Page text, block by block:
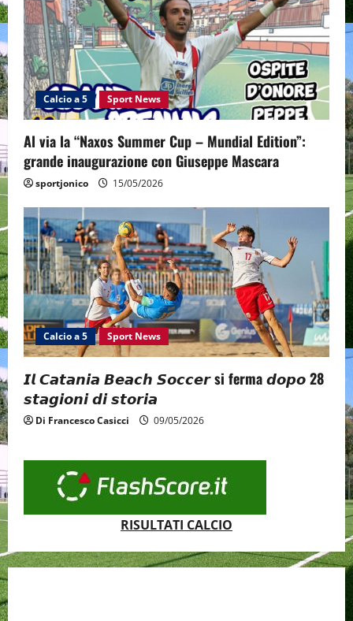
Calcio a 5 Sport News
Al via la “Naxos Summer Cup – Mundial Edition”:
grande inaugurazione con Giuseppe Mascara
sportjonico 15/05/2026
Calcio a 5 Sport News
𝙄𝙡 𝘾𝙖𝙩𝙖𝙣𝙞𝙖 𝘽𝙚𝙖𝙘𝙝 𝙎𝙤𝙘𝙘𝙚𝙧 si ferma 𝙙𝙤𝙥𝙤 28
𝙨𝙩𝙖𝙜𝙞𝙤𝙣𝙞 𝙙𝙞 𝙨𝙩𝙤𝙧𝙞𝙖
Di Francesco Casicci 09/05/2026
RISULTATI CALCIO